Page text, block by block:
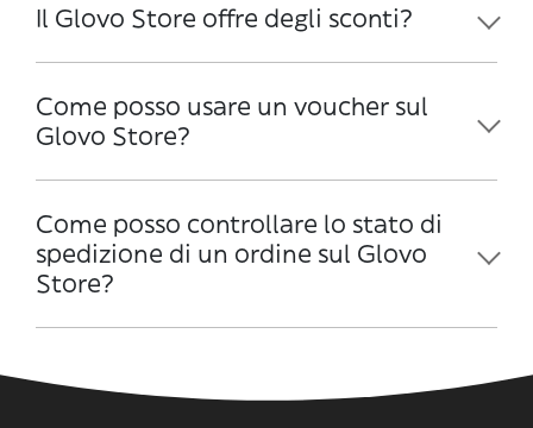
Il Glovo Store offre degli sconti?
Come posso usare un voucher sul
Glovo Store?
Come posso controllare lo stato di
spedizione di un ordine sul Glovo
Store?